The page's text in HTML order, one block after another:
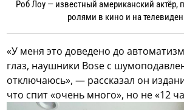
Роб Лоу — известный американский актёр,
ролями в кино и на
«У меня это доведено до
глаз, наушники Bose с
отключаюсь», — рассказал он
что спит «очень много», но не «12